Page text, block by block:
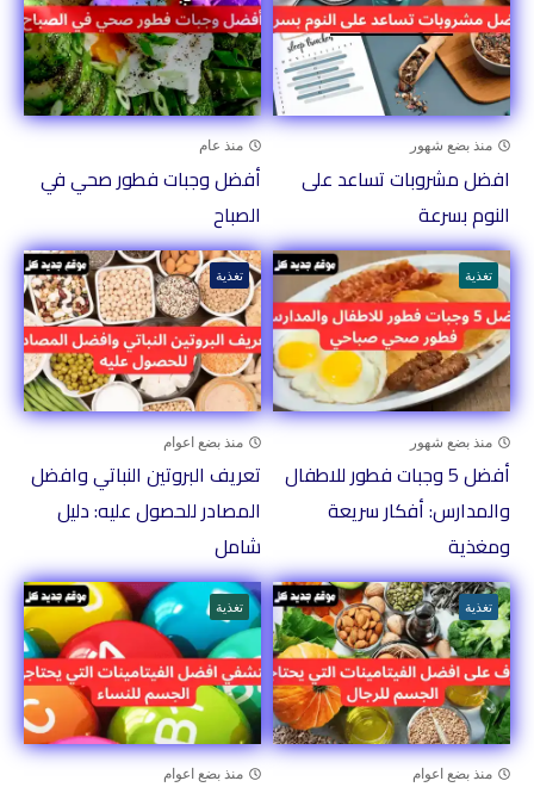
منذ بضع شهور
افضل مشروبات تساعد على
النوم بسرعة
منذ عام
أفضل وجبات فطور صحي في
الصباح
تغذية
منذ بضع شهور
أفضل 5 وجبات فطور للاطفال
والمدارس: أفكار سريعة
ومغذية
تغذية
منذ بضع اعوام
تعريف البروتين النباتي وافضل
المصادر للحصول عليه: دليل
شامل
تغذية
منذ بضع اعوام
تغذية
منذ بضع اعوام